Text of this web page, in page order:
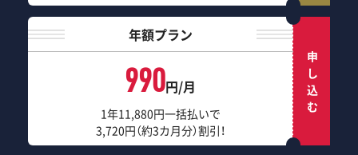
年額プラン
990円/月
1年11,880円一括払いで
3,720円（約3カ月分）割引！
申し込む